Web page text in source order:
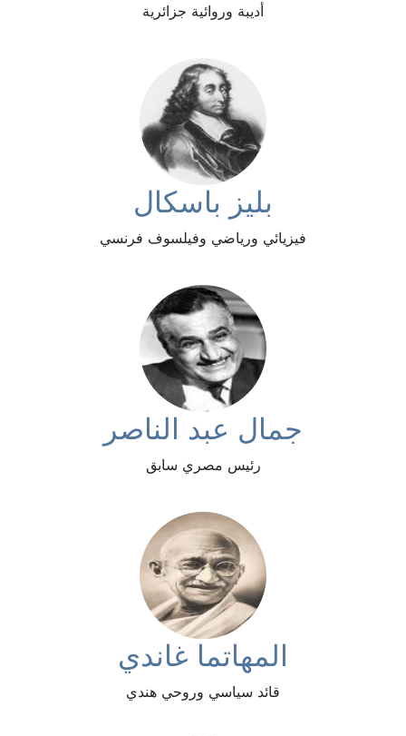
أديبة وروائية جزائرية
بليز باسكال
فيزيائي ورياضي وفيلسوف فرنسي
جمال عبد الناصر
رئيس مصري سابق
المهاتما غاندي
قائد سياسي وروحي هندي